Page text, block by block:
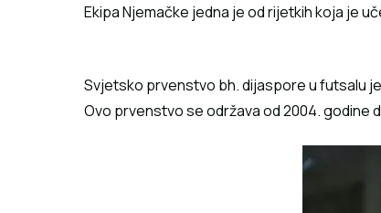
Ekipa Njemačke jedna je od rijetkih koja je
Svjetsko prvenstvo bh. dijaspore u futsalu
Ovo prvenstvo se održava od 2004. godine